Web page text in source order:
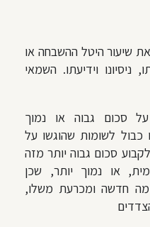
שיעור היטל ההשבחה או
ניסיונו וידיעתו. השמאי
סכום גבוה או נמוך
כבול לשומות שהוגשו על
סכום גבוה יותר מזה
או נמוך יותר, שכן
חדשה ומכרעת משלו,